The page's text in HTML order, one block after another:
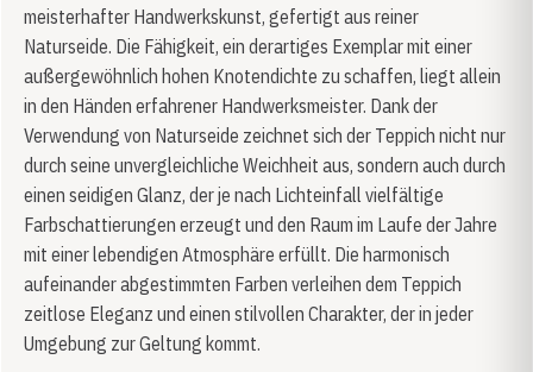
meisterhafter Handwerkskunst, gefertigt aus reiner
Naturseide. Die Fähigkeit, ein derartiges Exemplar mit einer
außergewöhnlich hohen Knotendichte zu schaffen, liegt allein
in den Händen erfahrener Handwerksmeister. Dank der
Verwendung von Naturseide zeichnet sich der Teppich nicht nur
durch seine unvergleichliche Weichheit aus, sondern auch durch
einen seidigen Glanz, der je nach Lichteinfall vielfältige
Farbschattierungen erzeugt und den Raum im Laufe der Jahre
mit einer lebendigen Atmosphäre erfüllt. Die harmonisch
aufeinander abgestimmten Farben verleihen dem Teppich
zeitlose Eleganz und einen stilvollen Charakter, der in jeder
Umgebung zur Geltung kommt.